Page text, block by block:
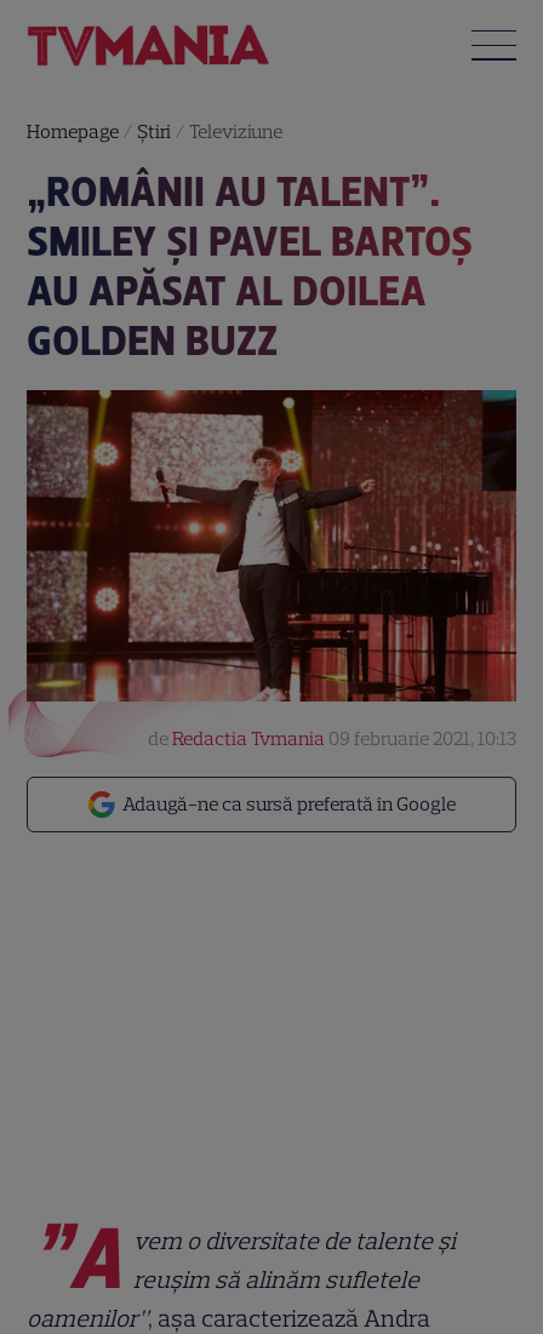
Homepage / Știri / Televiziune
„ROMÂNII AU TALENT”.
SMILEY ȘI PAVEL BARTOȘ
AU APĂSAT AL DOILEA
GOLDEN BUZZ
Adaugă-ne ca sursă preferată în Google
deRedactia Tvmania 09 februarie 2021, 10:13
”A vem o diversitate de talente și
reușim să alinăm sufletele
oamenilor”, așa caracterizează Andra